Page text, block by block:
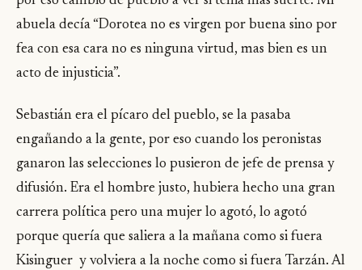
abuela decía “Dorotea no es virgen por buena sino por
fea con esa cara no es ninguna virtud, mas bien es un
acto de injusticia”.
Sebastián era el pícaro del pueblo, se la pasaba
engañando a la gente, por eso cuando los peronistas
ganaron las selecciones lo pusieron de jefe de prensa y
difusión. Era el hombre justo, hubiera hecho una gran
carrera política pero una mujer lo agotó, lo agotó
porque quería que saliera a la mañana como si fuera
Kisinguer y volviera a la noche como si fuera Tarzán. Al